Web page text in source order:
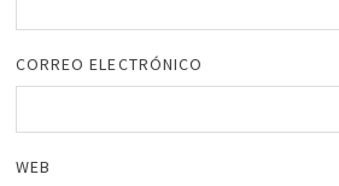
CORREO ELECTRÓNICO
WEB